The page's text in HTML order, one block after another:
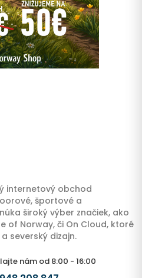
internetový obchod
športové a
široký výber značiek, ako
of Norway, či On Cloud, ktoré
severský dizajn.
nám od 8:00 - 16:00